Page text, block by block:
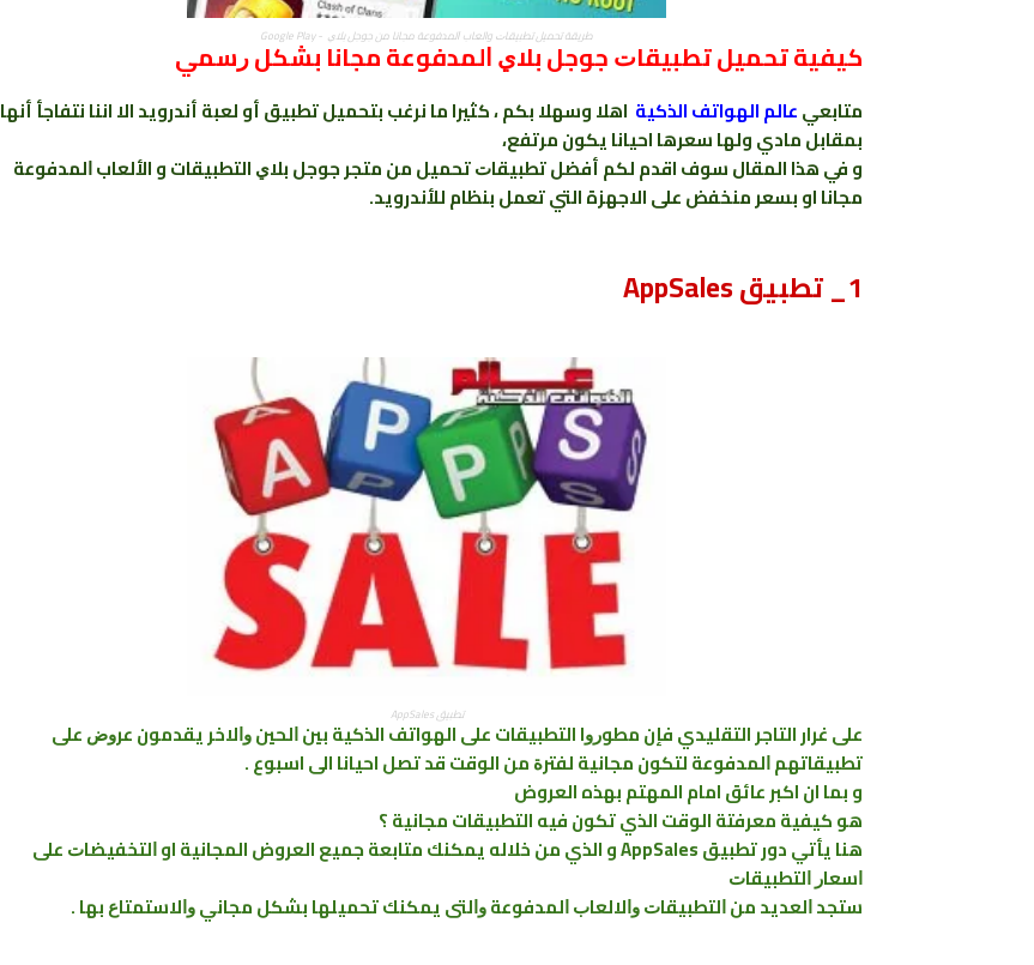
ﻃﺮﻳﻘﺔ ﺗﺤﻤﻴﻞ ﺗﻄﺒﻴﻘﺎﺕ والعاب ﺍﻟﻤﺪﻓﻮﻋﺔ ﻣﺠﺎﻧﺎ من ﺟﻮﺟﻞ ﺑﻼﻱ - Google Play
كيفية تحميل ﺗﻄﺒﻴﻘﺎﺕ ﺟﻮﺟﻞ ﺑﻼﻱ ﺍﻟﻤﺪﻓﻮﻋﺔ ﻣﺠﺎﻧﺎ ﺑﺸﻜﻞ ﺭﺳﻤﻲ
متابعيعالم الهواتف الذكية اهلا وسهلا بكم ، كثيرا ما نرغب بتحميل تطبيق أو لعبة أندرويد الا اننا نتفاجأ أنها
بمقابل مادي ولها سعرها احيانا يكون مرتفع،
و في هذا المقال سوف اقدم لكم أفضل ﺗﻄﺒﻴﻘﺎﺕ تحميل من متجر ﺟﻮﺟﻞ ﺑﻼﻱ التطبيقات و الألعاب ﺍﻟﻤﺪﻓﻮﻋﺔ
ﻣﺠﺎﻧﺎ او بسعر منخفض على الاجهزة التي تعمل بنظام للأندرويد.
1_ ﺗﻄﺒﻴﻖ AppSales
تطبيق AppSales
على غرار التاجر التقليدي فإن ﻣﻄﻮﺭﻭا التطبيقات على الهواتف الذكية ﺑﻴﻦ ﺍﻟﺤﻴﻦ ﻭﺍﻻﺧﺮ يقدمون ﻋﺮﻭﺽ ﻋﻠﻰ
ﺗﻄﺒﻴﻘﺎﺗﻬﻢ ﺍﻟﻤﺪﻓﻮﻋﺔ لتكون ﻣﺠﺎﻧﻴﺔ ﻟﻔﺘﺮﺓ من الوقت قد تصل احيانا الى اسبوع .
و بما ان اكبر عائق امام المهتم بهذه العروض
هو كيفية معرفتة الوقت الذي تكون فيه التطبيقات مجانية ؟
هنا يأتي دور ﺗﻄﺒﻴﻖ AppSales و الذي من خلاله يمكنك متابعة جميع العروض المجانية او ﺍﻟﺘﺨﻔﻴﻀﺎﺕ ﻋﻠﻰ
ﺍﺳﻌﺎﺭ ﺍﻟﺘﻄﺒﻴﻘﺎﺕ
ﺳﺘﺠﺪ ﺍﻟﻌﺪﻳﺪ ﻣﻦ ﺍﻟﺘﻄﺒﻴﻘﺎﺕ ﻭﺍﻻﻟﻌﺎﺏ ﺍﻟﻤﺪﻓﻮﻋﺔ ﻭﺍﻟﺘﻰ ﻳﻤﻜﻨﻚ ﺗﺤﻤﻴﻠﻬﺎ ﺑﺸﻜﻞ ﻣﺠﺎﻧﻲ ﻭﺍﻻﺳﺘﻤﺘﺎﻉ ﺑﻬﺎ .